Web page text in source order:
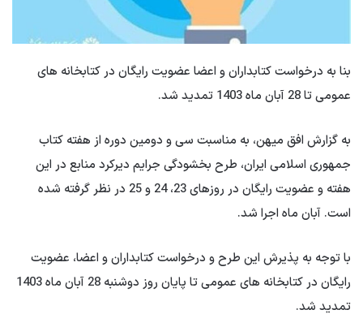
بنا به درخواست کتابداران و اعضا عضویت رایگان در کتابخانه های
عمومی تا 28 آبان ماه 1403 تمدید شد.
به گزارش افق میهن، به مناسبت سی و دومین دوره از هفته کتاب
جمهوری اسلامی ایران، طرح بخشودگی جرایم دیرکرد منابع در این
هفته و عضویت رایگان در روزهای 23، 24 و 25 در نظر گرفته شده
است. آبان ماه اجرا شد.
با توجه به پذیرش این طرح و درخواست کتابداران و اعضا، عضویت
رایگان در کتابخانه های عمومی تا پایان روز دوشنبه 28 آبان ماه 1403
تمدید شد.